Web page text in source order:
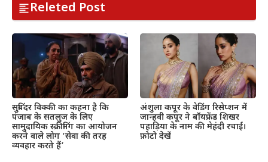
Releted Post
सुबिंदर विक्की का कहना है कि
पंजाब के सतलुज के लिए
सामुदायिक स्क्रीनिंग का आयोजन
करने वाले लोग ‘सेवा की तरह
व्यवहार करते हैं’
अंशुला कपूर के वेडिंग रिसेप्शन में
जान्हवी कपूर ने बॉयफ्रेंड शिखर
पहाड़िया के नाम की मेहंदी रचाई।
फ़ोटो देखें